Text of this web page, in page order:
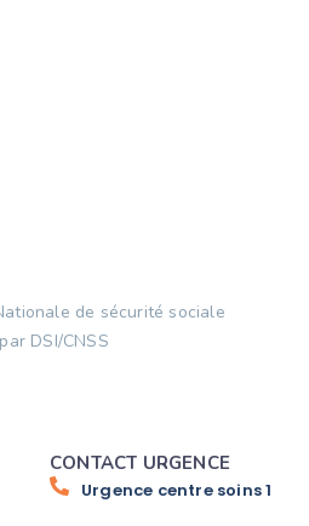
de sécurité sociale
DSI/CNSS
CONTACT URGENCE
Urgence centre soins 1